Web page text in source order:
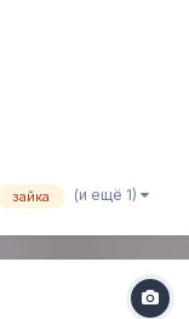
зайка (и ещё 1)